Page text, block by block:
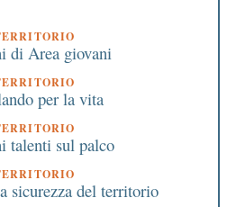
di Area giovani
per la vita
talenti sul palco
sicurezza del territorio